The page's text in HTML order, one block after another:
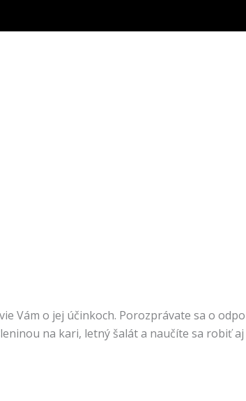
Vám o jej účinkoch. Porozprávate sa o
na kari, letný šalát a naučíte sa robiť aj